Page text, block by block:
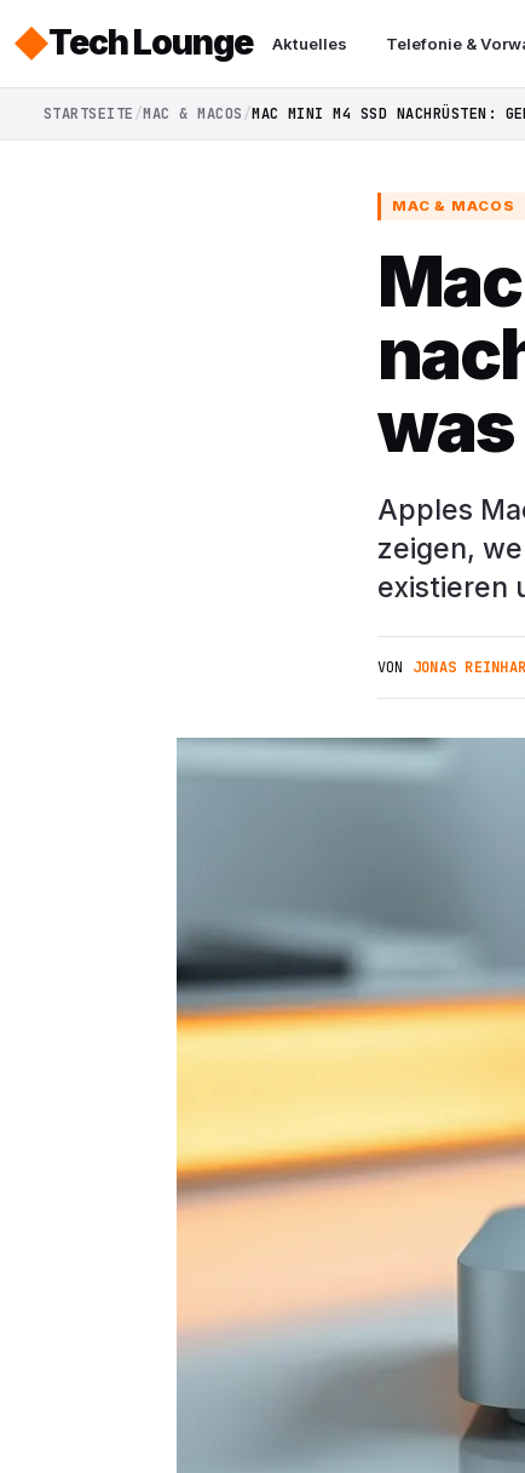
Tech Lounge Aktuelles Telefonie &
STARTSEITE MAC & MACOS MAC MINI M4 SSD NACHRÜSTEN:
MAC & MACOS
Apples
zeigen,
existieren
VON JONAS